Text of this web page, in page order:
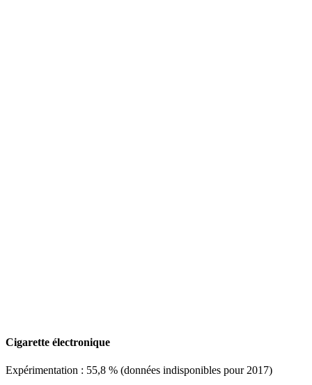
Cigarette électronique
Expérimentation : 55,8 % (données indisponibles pour 2017)